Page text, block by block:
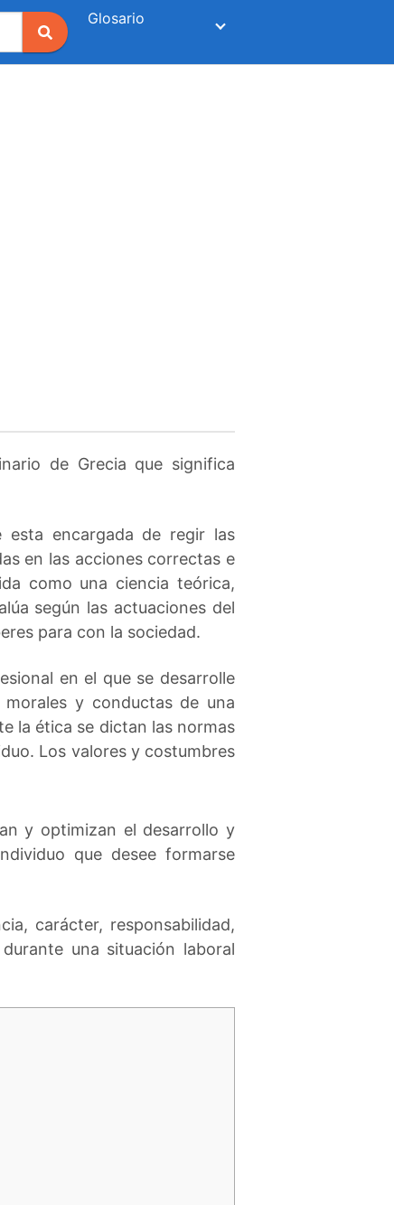
Glosario
de Grecia que significa
encargada de regir las
en las acciones correctas e
como una ciencia teórica,
según las actuaciones del
para con la sociedad.
en el que se desarrolle
y conductas de una
la ética se dictan las normas
Los valores y costumbres
y optimizan el desarrollo y
que desee formarse
carácter, responsabilidad,
una situación laboral